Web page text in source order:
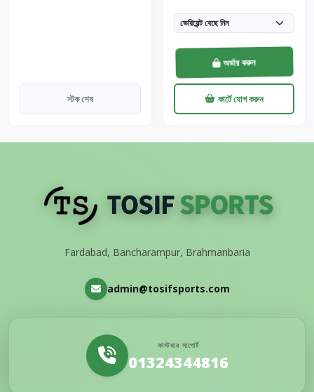
স্টক শেষ
অর্ডার করুন
কার্টে যোগ করুন
Fardabad, Bancharampur, Brahmanbaria
admin@tosifsports.com
কাস্টমার সাপোর্ট
01324344816